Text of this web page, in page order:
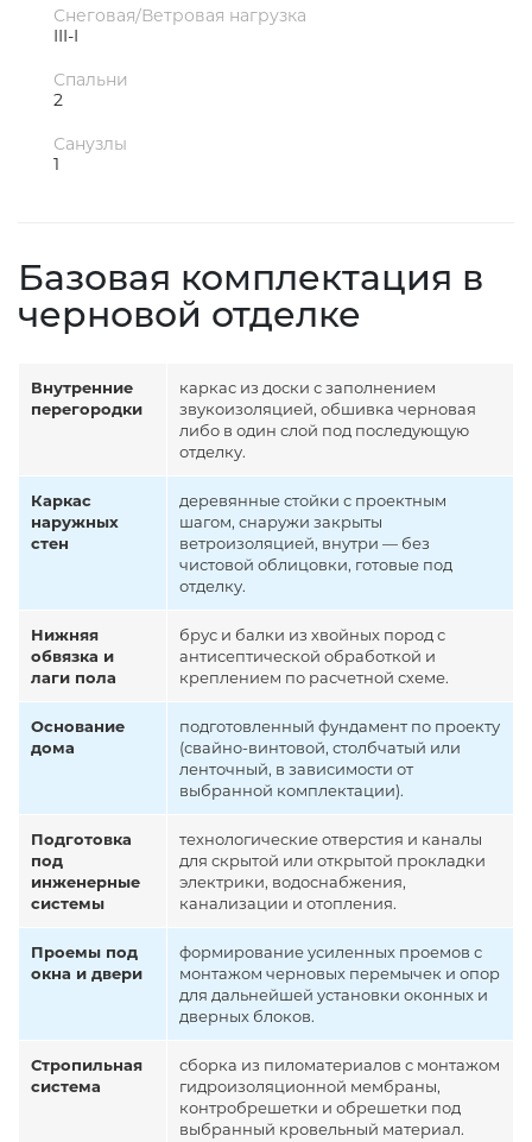
Снеговая/Ветровая нагрузка
III-I
Спальни
2
Санузлы
1
Базовая комплектация в
черновой отделке
Внутренние
перегородки
каркас из доски с заполнением
звукоизоляцией, обшивка черновая
либо в один слой под последующую
отделку.
Каркас
наружных
стен
деревянные стойки с проектным
шагом, снаружи закрыты
ветроизоляцией, внутри — без
чистовой облицовки, готовые под
отделку.
Нижняя
обвязка и
лаги пола
брус и балки из хвойных пород с
антисептической обработкой и
креплением по расчетной схеме.
Основание
дома
подготовленный фундамент по проекту
(свайно-винтовой, столбчатый или
ленточный, в зависимости от
выбранной комплектации).
Подготовка
под
инженерные
системы
технологические отверстия и каналы
для скрытой или открытой прокладки
электрики, водоснабжения,
канализации и отопления.
Проемы под
окна и двери
формирование усиленных проемов с
монтажом черновых перемычек и опор
для дальнейшей установки оконных и
дверных блоков.
Стропильная
система
сборка из пиломатериалов с монтажом
гидроизоляционной мембраны,
контробрешетки и обрешетки под
выбранный кровельный материал.